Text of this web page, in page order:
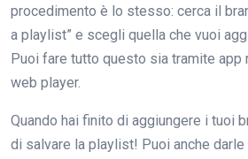
procedimento è lo stesso: cerca il
a playlist” e scegli quella che vuoi
Puoi fare tutto questo sia tramite app
web player.
Quando hai finito di aggiungere i tuoi
di salvare la playlist! Puoi anche